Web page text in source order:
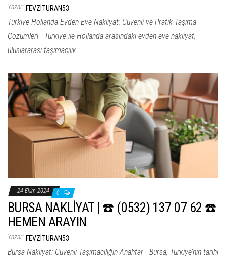
Yazar: FEVZITURAN53
Türkiye Hollanda Evden Eve Nakliyat: Güvenli ve Pratik Taşıma
Çözümleri Türkiye ile Hollanda arasındaki evden eve nakliyat,
uluslararası taşımacılık…
24 Ekim 2024 0
BURSA NAKLİYAT | ☎️ (0532) 137 07 62 ☎️
HEMEN ARAYIN
Yazar: FEVZITURAN53
Bursa Nakliyat: Güvenli Taşımacılığın Anahtar Bursa, Türkiye’nin tarihi